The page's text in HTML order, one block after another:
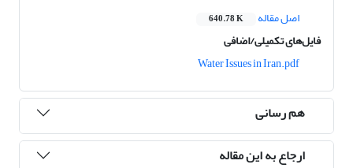
اصل مقاله
640.78 K
فایل‌های تکمیلی/اضافی
Water Issues in Iran.pdf
هم رسانی
ارجاع به این مقاله